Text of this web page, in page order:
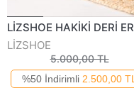
LİZSHOE
5.000,00 TL
%50 İndirimli 2.500,00 TL